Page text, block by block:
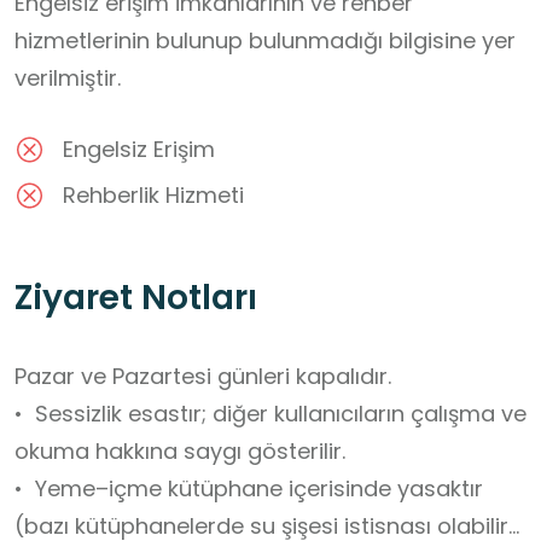
hizmetlerinin bulunup bulunmadığı bilgisine yer
verilmiştir.
Engelsiz Erişim
Rehberlik Hizmeti
Ziyaret Notları
Pazar ve Pazartesi günleri kapalıdır.
•  Sessizlik esastır; diğer kullanıcıların çalışma ve
okuma hakkına saygı gösterilir.
•  Yeme–içme kütüphane içerisinde yasaktır
(bazı kütüphanelerde su şişesi istisnası olabilir).